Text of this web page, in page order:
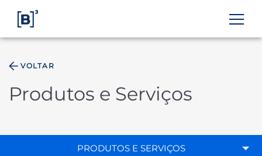
ÁREA DO INVESTIDOR
VOLTAR
Produtos e Serviços
PRODUTOS E SERVIÇOS